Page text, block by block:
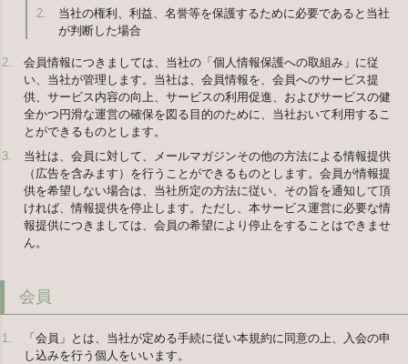
当社の権利、利益、名誉等を保護するために必要であると当社
が判断した場合
会員情報につきましては、当社の「個人情報保護への取組み」に従
い、当社が管理します。当社は、会員情報を、会員へのサービス提
供、サービス内容の向上、サービスの利用促進、およびサービスの健
全かつ円滑な運営の確保を図る目的のために、当社おいて利用するこ
とができるものとします。
当社は、会員に対して、メールマガジンその他の方法による情報提供
（広告を含みます）を行うことができるものとします。会員が情報提
供を希望しない場合は、当社所定の方法に従い、その旨を通知して頂
ければ、情報提供を停止します。ただし、本サービス運営に必要な情
報提供につきましては、会員の希望により停止をすることはできませ
ん。
会員
「会員」とは、当社が定める手続に従い本規約に同意の上、入会の申
し込みを行う個人をいいます。